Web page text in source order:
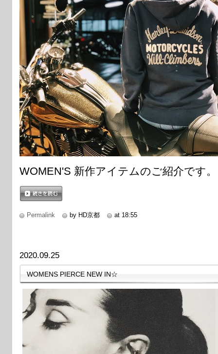
WOMEN'S 新作アイテムのご紹介です。
Permalink
by HD京都 at 18:55
2020.09.25
WOMENS PIERCE NEW IN☆